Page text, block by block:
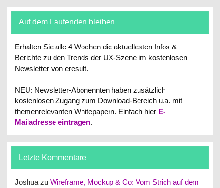
Auf dem Laufenden bleiben
Erhalten Sie alle 4 Wochen die aktuellesten Infos &
Berichte zu den Trends der UX-Szene im kostenlosen
Newsletter von eresult.
NEU: Newsletter-Abonennten haben zusätzlich
kostenlosen Zugang zum Download-Bereich u.a. mit
themenrelevanten Whitepapern. Einfach hier E-
Mailadresse eintragen.
Letzte Kommentare
Joshua zuWireframe, Mockup & Co: Vom Strich auf dem